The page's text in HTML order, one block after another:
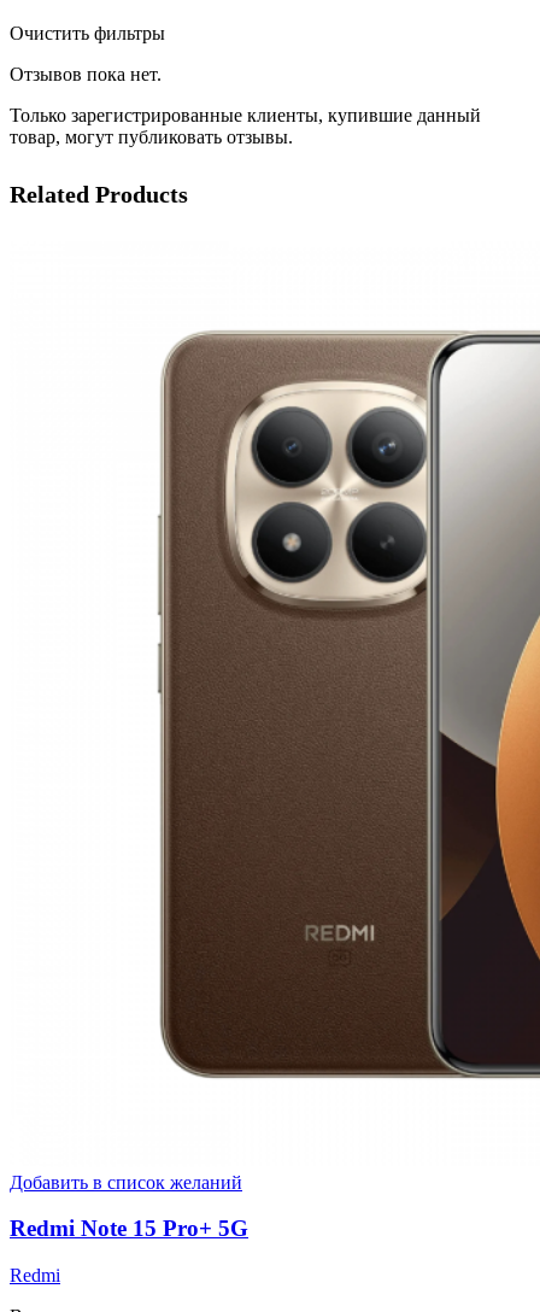
Очистить фильтры
Отзывов пока нет.
Только зарегистрированные клиенты, купившие данный
товар, могут публиковать отзывы.
Related Products
Добавить в список желаний
Redmi Note 15 Pro+ 5G
Redmi